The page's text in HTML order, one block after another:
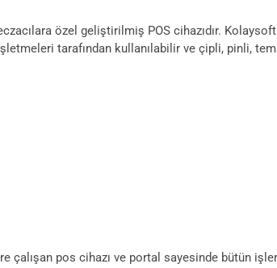
özel geliştirilmiş POS cihazıdır. Kolaysoft
tarafından kullanılabilir ve çipli, pinli,
çalışan pos cihazı ve portal sayesinde bütün